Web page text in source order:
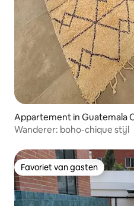
Appartement in Guatemala
Wanderer: boho-chique stijl
Favoriet van gasten
Favoriet van gasten